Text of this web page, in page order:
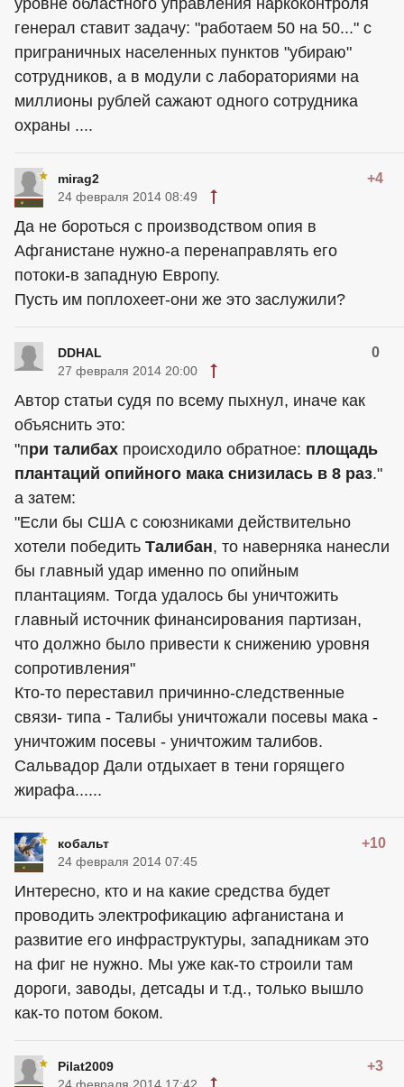
уровне областного управления наркоконтроля
генерал ставит задачу: "работаем 50 на 50..." с
приграничных населенных пунктов "убираю"
сотрудников, а в модули с лабораториями на
миллионы рублей сажают одного сотрудника
охраны ....
mirag2 +4
24 февраля 2014 08:49
Да не бороться с производством опия в
Афганистане нужно-а перенаправлять его
потоки-в западную Европу.
Пусть им поплохеет-они же это заслужили?
DDHAL 0
27 февраля 2014 20:00
Автор статьи судя по всему пыхнул, иначе как
объяснить это:
"при талибах происходило обратное: площадь
плантаций опийного мака снизилась в 8 раз."
а затем:
"Если бы США с союзниками действительно
хотели победить Талибан, то наверняка нанесли
бы главный удар именно по опийным
плантациям. Тогда удалось бы уничтожить
главный источник финансирования партизан,
что должно было привести к снижению уровня
сопротивления"
Кто-то переставил причинно-следственные
связи- типа - Талибы уничтожали посевы мака -
уничтожим посевы - уничтожим талибов.
Сальвадор Дали отдыхает в тени горящего
жирафа......
кобальт +10
24 февраля 2014 07:45
Интересно, кто и на какие средства будет
проводить электрофикацию афганистана и
развитие его инфраструктуры, западникам это
на фиг не нужно. Мы уже как-то строили там
дороги, заводы, детсады и т.д., только вышло
как-то потом боком.
Pilat2009 +3